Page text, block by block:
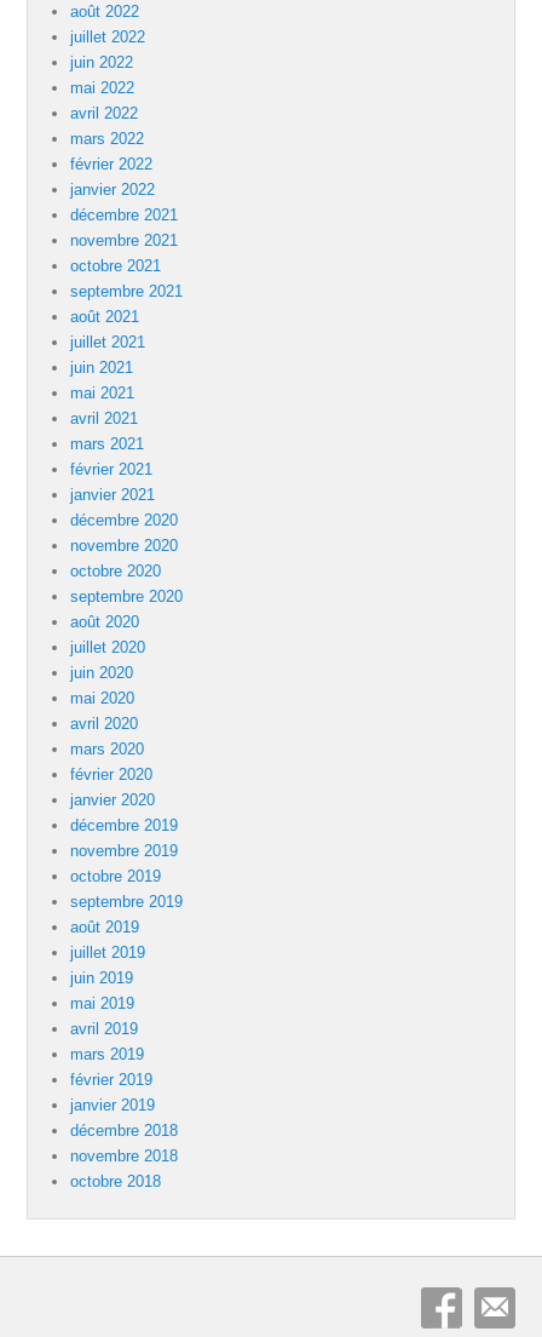
août 2022
juillet 2022
juin 2022
mai 2022
avril 2022
mars 2022
février 2022
janvier 2022
décembre 2021
novembre 2021
octobre 2021
septembre 2021
août 2021
juillet 2021
juin 2021
mai 2021
avril 2021
mars 2021
février 2021
janvier 2021
décembre 2020
novembre 2020
octobre 2020
septembre 2020
août 2020
juillet 2020
juin 2020
mai 2020
avril 2020
mars 2020
février 2020
janvier 2020
décembre 2019
novembre 2019
octobre 2019
septembre 2019
août 2019
juillet 2019
juin 2019
mai 2019
avril 2019
mars 2019
février 2019
janvier 2019
décembre 2018
novembre 2018
octobre 2018